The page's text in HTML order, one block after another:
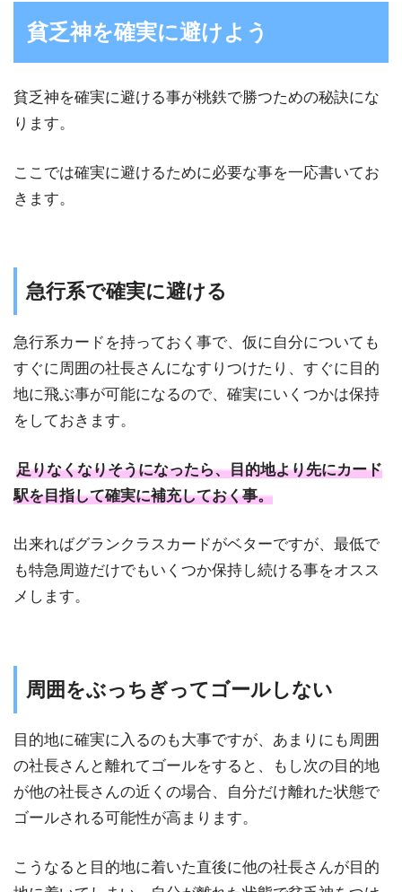
貧乏神を確実に避けよう
貧乏神を確実に避ける事が桃鉄で勝つための秘訣にな
ります。
ここでは確実に避けるために必要な事を一応書いてお
きます。
急行系で確実に避ける
急行系カードを持っておく事で、仮に自分についても
すぐに周囲の社長さんになすりつけたり、すぐに目的
地に飛ぶ事が可能になるので、確実にいくつかは保持
をしておきます。
足りなくなりそうになったら、目的地より先にカード
駅を目指して確実に補充しておく事。
出来ればグランクラスカードがベターですが、最低で
も特急周遊だけでもいくつか保持し続ける事をオスス
メします。
周囲をぶっちぎってゴールしない
目的地に確実に入るのも大事ですが、あまりにも周囲
の社長さんと離れてゴールをすると、もし次の目的地
が他の社長さんの近くの場合、自分だけ離れた状態で
ゴールされる可能性が高まります。
こうなると目的地に着いた直後に他の社長さんが目的